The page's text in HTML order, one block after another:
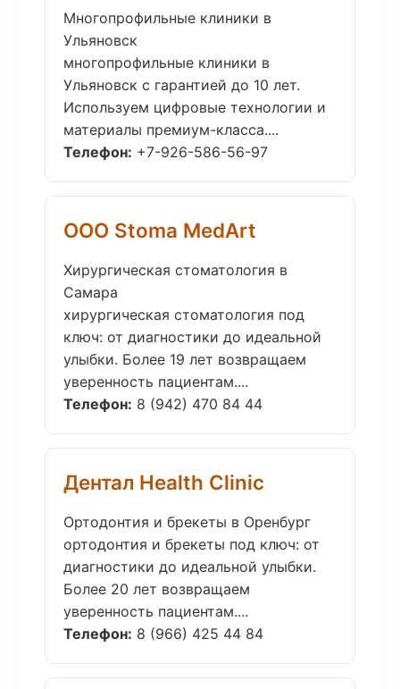
Многопрофильные клиники в
Ульяновск
многопрофильные клиники в
Ульяновск с гарантией до 10 лет.
Используем цифровые технологии и
материалы премиум-класса....
Телефон: +7-926-586-56-97
ООО Stoma MedArt
Хирургическая стоматология в
Самара
хирургическая стоматология под
ключ: от диагностики до идеальной
улыбки. Более 19 лет возвращаем
уверенность пациентам....
Телефон: 8 (942) 470 84 44
Дентал Health Clinic
Ортодонтия и брекеты в Оренбург
ортодонтия и брекеты под ключ: от
диагностики до идеальной улыбки.
Более 20 лет возвращаем
уверенность пациентам....
Телефон: 8 (966) 425 44 84